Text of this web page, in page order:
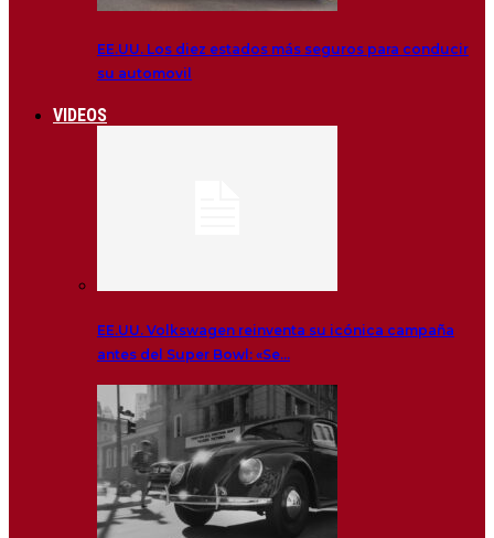
EE.UU. Los diez estados más seguros para conducir
su automovil
VIDEOS
EE.UU. Volkswagen reinventa su icónica campaña
antes del Super Bowl: «Se…